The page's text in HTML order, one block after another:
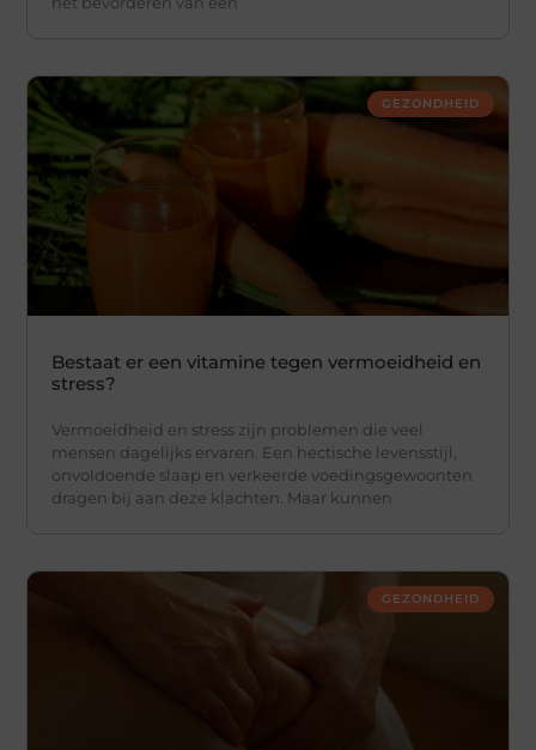
GEZONDHEID
Bestaat er een vitamine tegen vermoeidheid en
stress?
Vermoeidheid en stress zijn problemen die veel
mensen dagelijks ervaren. Een hectische levensstijl,
onvoldoende slaap en verkeerde voedingsgewoonten
dragen bij aan deze klachten. Maar kunnen
GEZONDHEID